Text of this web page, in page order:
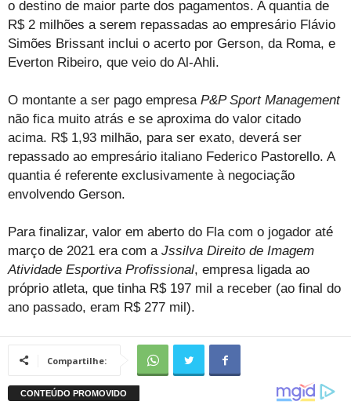
o destino de maior parte dos pagamentos. A quantia de
R$ 2 milhões a serem repassadas ao empresário Flávio
Simões Brissant inclui o acerto por Gerson, da Roma, e
Everton Ribeiro, que veio do Al-Ahli.
O montante a ser pago empresa P&P Sport Management
não fica muito atrás e se aproxima do valor citado
acima. R$ 1,93 milhão, para ser exato, deverá ser
repassado ao empresário italiano Federico Pastorello. A
quantia é referente exclusivamente à negociação
envolvendo Gerson.
Para finalizar, valor em aberto do Fla com o jogador até
março de 2021 era com a Jssilva Direito de Imagem
Atividade Esportiva Profissional, empresa ligada ao
próprio atleta, que tinha R$ 197 mil a receber (ao final do
ano passado, eram R$ 277 mil).
Compartilhe: